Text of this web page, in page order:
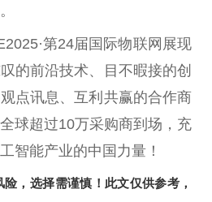
第24届国际物联网展现
的前沿技术、目不暇接的创
点讯息、互利共赢的合作商
球超过10万采购商到场，充
智能产业的中国力量！
，选择需谨慎！此文仅供参考，